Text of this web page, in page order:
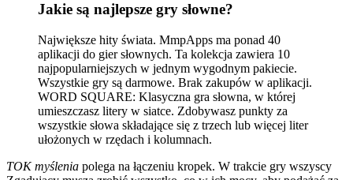
Jakie są najlepsze gry słowne?
Największe hity świata. MmpApps ma ponad 40
aplikacji do gier słownych. Ta kolekcja zawiera 10
najpopularniejszych w jednym wygodnym pakiecie.
Wszystkie gry są darmowe. Brak zakupów w aplikacji.
WORD SQUARE: Klasyczna gra słowna, w której
umieszczasz litery w siatce. Zdobywasz punkty za
wszystkie słowa składające się z trzech lub więcej liter
ułożonych w rzędach i kolumnach.
TOK myślenia polega na łączeniu kropek. W trakcie gry wszyscy